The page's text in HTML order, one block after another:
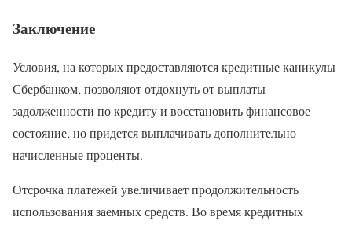
Заключение
Условия, на которых предоставляются кредитные каникулы
Сбербанком, позволяют отдохнуть от выплаты
задолженности по кредиту и восстановить финансовое
состояние, но придется выплачивать дополнительно
начисленные проценты.
Отсрочка платежей увеличивает продолжительность
использования заемных средств. Во время кредитных